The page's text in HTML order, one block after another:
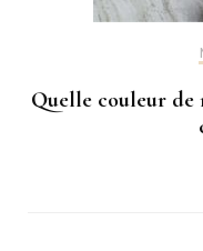
Quelle couleur de